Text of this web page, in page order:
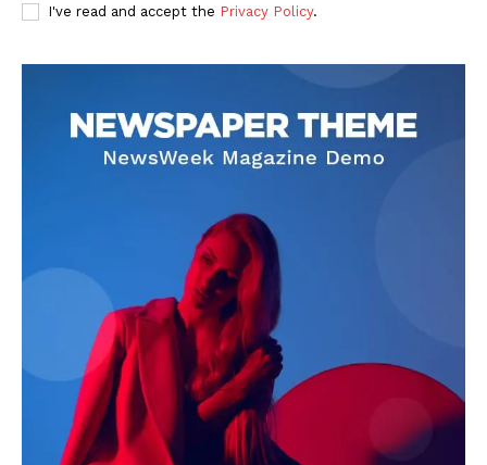
DOWNLOAD NOW
AIN NEWS 1
Contact Us
About Us
Privacy Policy
Terms of Use Agreement
Facebook
X WhatsApp
Share
I've read and accept the Privacy Policy.